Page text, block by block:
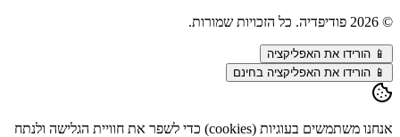
©
2026 פודיפדיה. כל הזכויות שמורות.
📱 הורידו את האפליקציה
📱 הורידו את האפליקציה בחינם
אנחנו משתמשים בעוגיות (cookies) כדי לשפר את חוויית הגלישה ולנתח